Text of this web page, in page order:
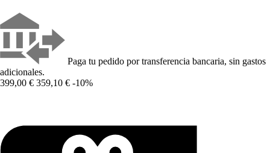
Paga tu pedido por transferencia bancaria, sin gastos
adicionales.
399,00 € 359,10 € -10%